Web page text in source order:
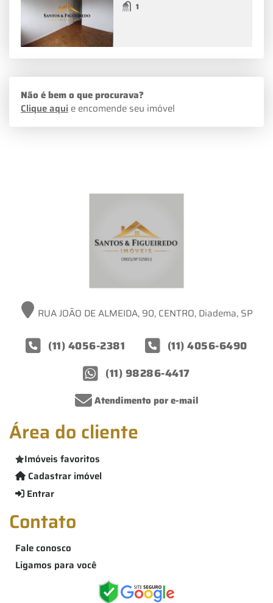
1
Não é bem o que procurava?
Clique aqui e encomende seu imóvel
RUA JOÃO DE ALMEIDA, 90, CENTRO, Diadema, SP
(11) 4056-2381
(11) 4056-6490
(11) 98286-4417
Atendimento por e-mail
Área do cliente
Imóveis favoritos
Cadastrar imóvel
Entrar
Contato
Fale conosco
Ligamos para você